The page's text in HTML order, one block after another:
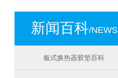
新闻百科/NEWS
板式换热器胶垫百科